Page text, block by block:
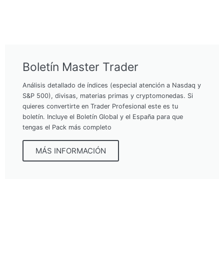
Boletín Master Trader
Análisis detallado de índices (especial atención a Nasdaq y
S&P 500), divisas, materias primas y cryptomonedas. Si
quieres convertirte en Trader Profesional este es tu
boletín. Incluye el Boletín Global y el España para que
tengas el Pack más completo
MÁS INFORMACIÓN